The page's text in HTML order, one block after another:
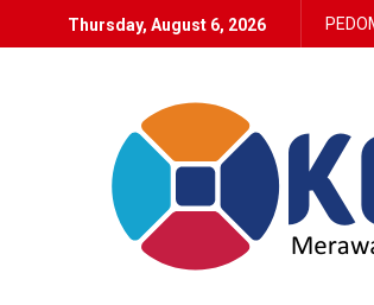
Thursday, August 6, 2026